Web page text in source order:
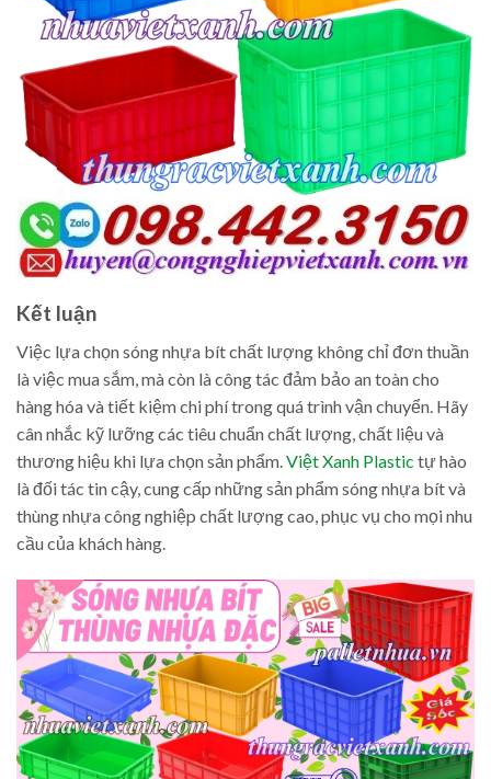
Kết luận
Việc lựa chọn sóng nhựa bít chất lượng không chỉ đơn thuần
là việc mua sắm, mà còn là công tác đảm bảo an toàn cho
hàng hóa và tiết kiệm chi phí trong quá trình vận chuyển. Hãy
cân nhắc kỹ lưỡng các tiêu chuẩn chất lượng, chất liệu và
thương hiệu khi lựa chọn sản phẩm.Việt Xanh Plastic tự hào
là đối tác tin cậy, cung cấp những sản phẩm sóng nhựa bít và
thùng nhựa công nghiệp chất lượng cao, phục vụ cho mọi nhu
cầu của khách hàng.